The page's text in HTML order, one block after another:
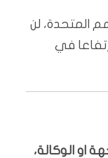
المتحدة، لن
في
او الوكالة،